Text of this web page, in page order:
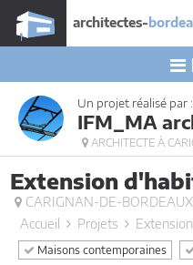
architectes-
Un projet réalisé par :
IFM_MA
ARCHITECTE À
Extension
CARIGNAN-DE-
Accueil
Projets
Maisons contemporaines